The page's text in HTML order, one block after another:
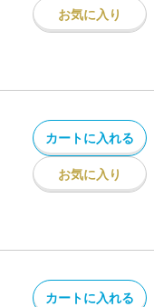
お気に入り
カートに入れる
お気に入り
カートに入れる